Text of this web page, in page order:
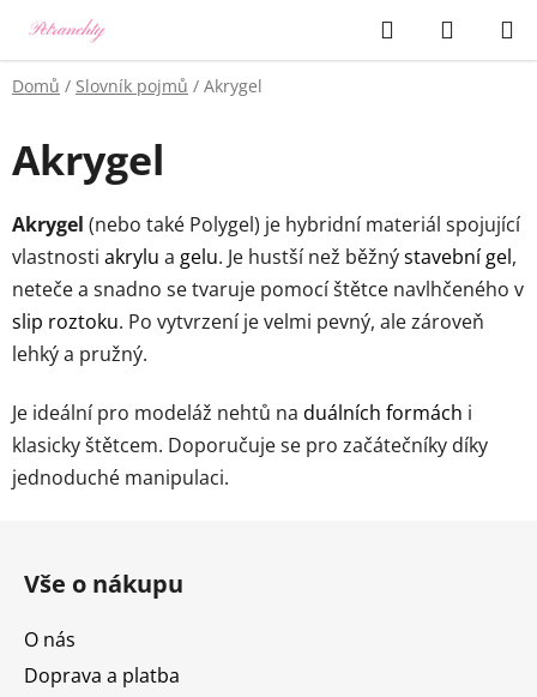
obsah
Hledat
KOŠÍK
Domů / Slovník pojmů / Akrygel
Akrygel
Akrygel (nebo také Polygel) je hybridní materiál spojující
vlastnosti akrylu a gelu. Je hustší než běžnýstavební gel,
neteče a snadno se tvaruje pomocí štětce navlhčeného v
slip roztoku. Po vytvrzení je velmi pevný, ale zároveň
lehký a pružný.
Je ideální pro modeláž nehtů na duálních formách i
klasicky štětcem. Doporučuje se pro začátečníky díky
jednoduché manipulaci.
Vše o nákupu
O nás
Doprava a platba